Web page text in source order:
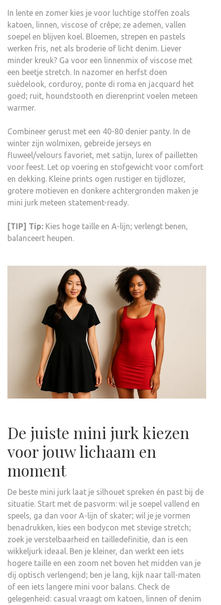
In lente en zomer kies je voor luchtige stoffen zoals
katoen, linnen, viscose of crêpe; ze ademen, vallen
soepel en blijven koel. Bloemen, strepen en pastels
werken fris, net als broderie of licht denim. Liever
minder kreuk? Ga voor een linnenmix of viscose met
een beetje stretch. In nazomer en herfst doen
suèdelook, corduroy, ponte di roma en jacquard het
goed; ruit, houndstooth en dierenprint voelen meteen
warmer.
Combineer gerust met een 40-80 denier panty. In de
winter zijn wolmixen, gebreide jerseys en
fluweel/velours favoriet, met satijn, lurex of pailletten
voor feest. Let op voering en stofgewicht voor comfort
en dekking. Kleine prints ogen rustiger en tijdlozer,
grotere motieven en donkere achtergronden maken je
mini jurk meteen statement-ready.
[TIP] Tip: Kies hoge taille en A-lijn; verlengt benen,
balanceert heupen.
De juiste mini jurk kiezen
voor jouw lichaam en
moment
De beste mini jurk laat je silhouet spreken én past bij de
situatie. Start met de pasvorm: wil je soepel vallend en
speels, ga dan voor A-lijn of skater; wil je je vormen
benadrukken, kies een bodycon met stevige stretch;
zoek je verstelbaarheid en tailledefinitie, dan is een
wikkeljurk ideaal. Ben je kleiner, dan werkt een iets
hogere taille en een zoom net boven het midden van je
dij optisch verlengend; ben je lang, kijk naar tall-maten
of een iets langere mini voor balans. Check de
gelegenheid: casual vraagt om katoen, linnen of denim